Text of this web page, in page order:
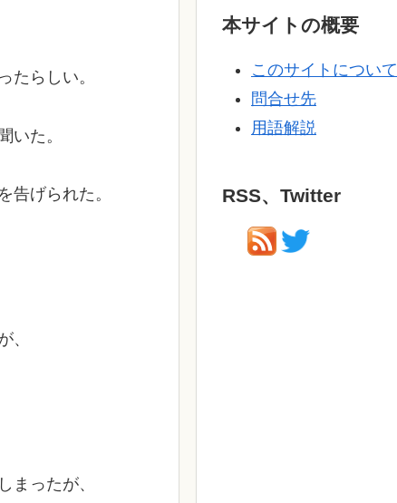
たらしい。
いた。
告げられた。
、
まったが、
本サイトの概要
このサイトについて
問合せ先
用語解説
RSS、Twitter